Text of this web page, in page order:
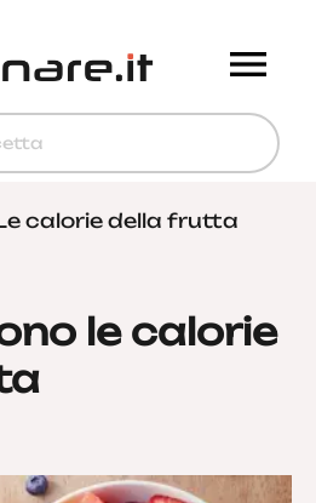
calorie della frutta
le calorie